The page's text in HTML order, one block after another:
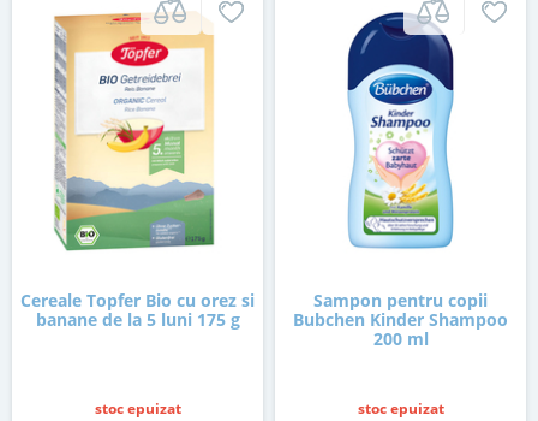
Cereale Topfer Bio cu orez si
banane de la 5 luni 175 g
stoc epuizat
Sampon pentru copii
Bubchen Kinder Shampoo
200 ml
stoc epuizat